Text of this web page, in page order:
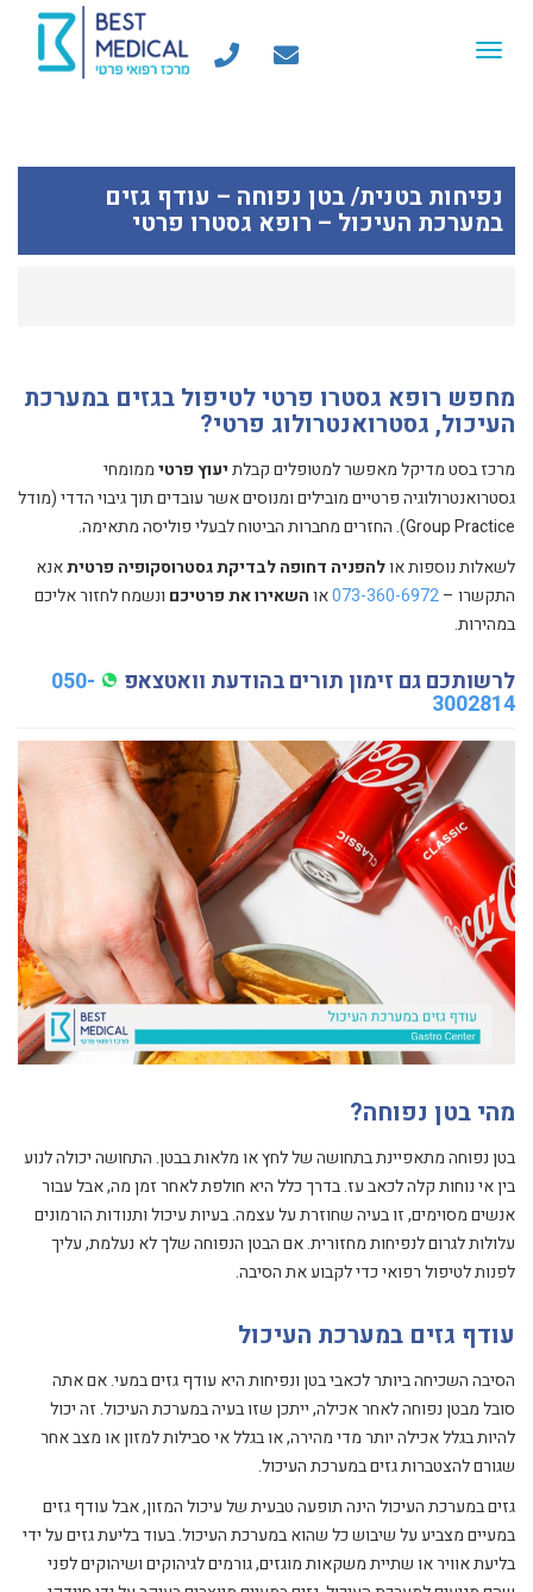
Toggle
נפיחות בטנית/ בטן נפוחה – עודף גזים
במערכת העיכול – רופא גסטרו פרטי
מחפש רופא גסטרו פרטי לטיפול בגזים במערכת
העיכול, גסטרואנטרולוג פרטי?
מרכז בסט מדיקל מאפשר למטופלים קבלתיעוץ פרטיממומחי
גסטרואנטרולוגיה פרטיים מובילים ומנוסים אשר עובדים תוך גיבוי הדדי (מודל
Group Practice). החזרים מחברות הביטוח לבעלי פוליסה מתאימה.
לשאלות נוספות אולהפניה דחופה לבדיקת גסטרוסקופיה פרטיתאנא
התקשרו –073-360-6972אוהשאירו את פרטיכם ונשמח לחזור אליכם
במהירות.
לרשותכם גם זימון תורים בהודעת וואטצאפ 050-
3002814
מהי בטן נפוחה?
בטן נפוחה מתאפיינת בתחושה של לחץ או מלאות בבטן. התחושה יכולה לנוע
בין אי נוחות קלה לכאב עז. בדרך כלל היא חולפת לאחר זמן מה, אבל עבור
אנשים מסוימים, זו בעיה שחוזרת על עצמה. בעיות עיכול ותנודות הורמונים
עלולות לגרום לנפיחות מחזורית. אם הבטן הנפוחה שלך לא נעלמת, עליך
לפנות לטיפול רפואי כדי לקבוע את הסיבה.
עודף גזים במערכת העיכול
הסיבה השכיחה ביותר לכאבי בטן ונפיחות היא עודף גזים במעי. אם אתה
סובל מבטן נפוחה לאחר אכילה, ייתכן שזו בעיה במערכת העיכול. זה יכול
להיות בגלל אכילה יותר מדי מהירה, או בגלל אי סבילות למזון או מצב אחר
שגורם להצטברות גזים במערכת העיכול.
גזים במערכת העיכול הינה תופעה טבעית של עיכול המזון, אבל עודף גזים
במעיים מצביע על שיבוש כל שהוא במערכת העיכול. בעוד בליעת גזים על ידי
בליעת אוויר או שתיית משקאות מוגזים, גורמים לגיהוקים ושיהוקים לפני